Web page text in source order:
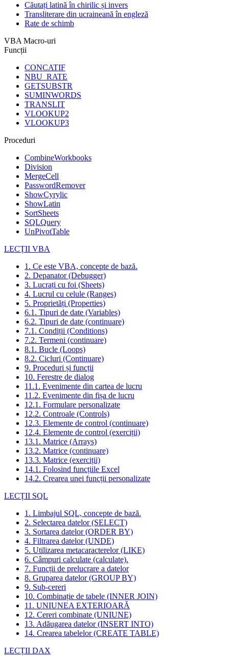
Căutați latină în chirilic și invers
Transliterare din ucraineană în engleză
Rate de schimb
VBA Macro-uri
Funcții
CONCATIF
NBU_RATE
GETSUBSTR
SUMINWORDS
TRANSLIT
VLOOKUP2
VLOOKUP3
Proceduri
CombineWorkbooks
Division
MergeCell
PasswordRemover
ShowCyrylic
ShowLatin
SortSheets
SQLQuery
UnPivotTable
LECȚII VBA
1. Ce este VBA, concepte de bază.
2. Depanator (Debugger)
3. Lucrați cu foi (Sheets)
4. Lucrul cu celule (Ranges)
5. Proprietăți (Properties)
6.1. Tipuri de date (Variables)
6.2. Tipuri de date (continuare)
7.1. Condiții (Conditions)
7.2. Termeni (continuare)
8.1. Bucle (Loops)
8.2. Cicluri (Continuare)
9. Proceduri și funcții
10. Ferestre de dialog
11.1. Evenimente din cartea de lucru
11.2. Evenimente din fișa de lucru
12.1. Formulare personalizate
12.2. Controale (Controls)
12.3. Elemente de control (continuare)
12.4. Elemente de control (exerciții)
13.1. Matrice (Arrays)
13.2. Matrice (continuare)
13.3. Matrice (exerciții)
14.1. Folosind funcțiile Excel
14.2. Crearea unei funcții personalizate
LECȚII SQL
1. Limbajul SQL, concepte de bază.
2. Selectarea datelor (SELECT)
3. Sortarea datelor (ORDER BY)
4. Filtrarea datelor (UNDE)
5. Utilizarea metacaracterelor (LIKE)
6. Câmpuri calculate (calculate).
7. Funcții de prelucrare a datelor
8. Gruparea datelor (GROUP BY)
9. Sub-cereri
10. Combinație de tabele (INNER JOIN)
11. UNIUNEA EXTERIOARĂ
12. Cereri combinate (UNIUNE)
13. Adăugarea datelor (INSERT INTO)
14. Crearea tabelelor (CREATE TABLE)
LECȚII DAX